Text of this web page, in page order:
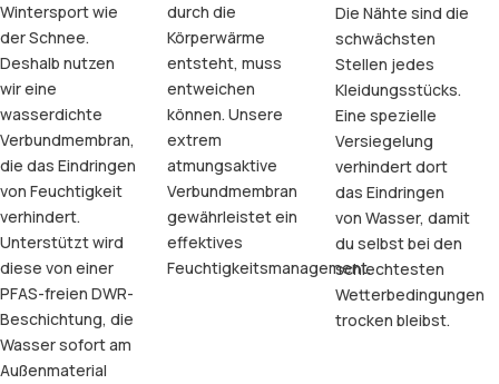
Wintersport wie
der Schnee.
Deshalb nutzen
wir eine
wasserdichte
Verbundmembran,
die das Eindringen
von Feuchtigkeit
verhindert.
Unterstützt wird
diese von einer
PFAS-freien DWR-
Beschichtung, die
Wasser sofort am
Außenmaterial
durch die
Körperwärme
entsteht, muss
entweichen
können. Unsere
extrem
atmungsaktive
Verbundmembran
gewährleistet ein
effektives
Feuchtigkeitsmanagement.
Die Nähte sind die
schwächsten
Stellen jedes
Kleidungsstücks.
Eine spezielle
Versiegelung
verhindert dort
das Eindringen
von Wasser, damit
du selbst bei den
schlechtesten
Wetterbedingungen
trocken bleibst.